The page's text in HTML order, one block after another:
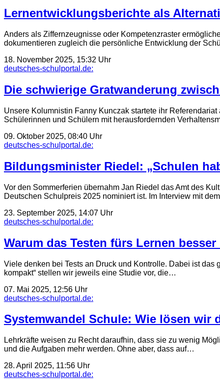
Lernentwicklungsberichte als
Anders als Ziffernzeugnisse oder Kompetenz­raster
dokumentieren zugleich die persönliche Entwicklung der
18. November 2025, 15:32 Uhr
deutsches-schulportal.de:
Die schwierige Gratwanderung
Unsere Kolumnistin Fanny Kunczak startete ihr
Schülerinnen und Schülern mit herausfordernden
09. Oktober 2025, 08:40 Uhr
deutsches-schulportal.de:
Bildungsminister Riedel: „Schulen
Vor den Sommerferien übernahm Jan Riedel das Amt des
Deutschen Schulpreis 2025 nominiert ist. Im Interview mit
23. September 2025, 14:07 Uhr
deutsches-schulportal.de:
Warum das Testen fürs Lernen
Viele denken bei Tests an Druck und Kontrolle. Dabei ist
kompakt“ stellen wir jeweils eine Studie vor, die…
07. Mai 2025, 12:56 Uhr
deutsches-schulportal.de:
Systemwandel Schule: Wie lösen wir
Lehrkräfte weisen zu Recht daraufhin, dass sie zu wenig
und die Aufgaben mehr werden. Ohne aber, dass auf…
28. April 2025, 11:56 Uhr
deutsches-schulportal.de: